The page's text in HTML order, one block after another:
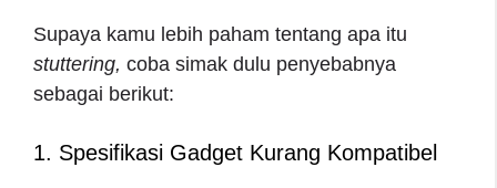
Supaya kamu lebih paham tentang apa itu
stuttering, coba simak dulu penyebabnya
sebagai berikut:
1. Spesifikasi Gadget Kurang Kompatibel